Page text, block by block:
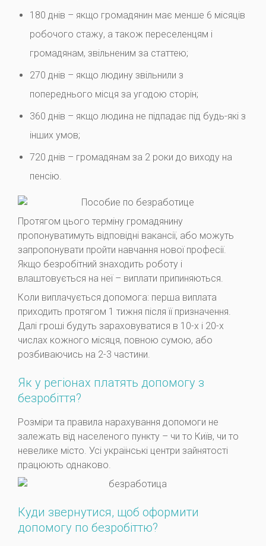
180 днів – якщо громадянин має менше 6 місяців
робочого стажу, а також переселенцям і
громадянам, звільненим за статтею;
270 днів – якщо людину звільнили з
попереднього місця за угодою сторін;
360 днів – якщо людина не підпадає під будь-які з
інших умов;
720 днів – громадянам за 2 роки до виходу на
пенсію.
Протягом цього терміну громадянину
пропонуватимуть відповідні вакансії, або можуть
запропонувати пройти навчання нової професії.
Якщо безробітний знаходить роботу і
влаштовується на неї – виплати припиняються.
Коли виплачується допомога: перша виплата
приходить протягом 1 тижня після її призначення.
Далі гроші будуть зараховуватися в 10-х і 20-х
числах кожного місяця, повною сумою, або
розбиваючись на 2-3 частини.
Як у регіонах платять допомогу з
безробіття?
Розміри та правила нарахування допомоги не
залежать від населеного пункту – чи то Київ, чи то
невелике місто. Усі українські центри зайнятості
працюють однаково.
Куди звернутися, щоб оформити
допомогу по безробіттю?